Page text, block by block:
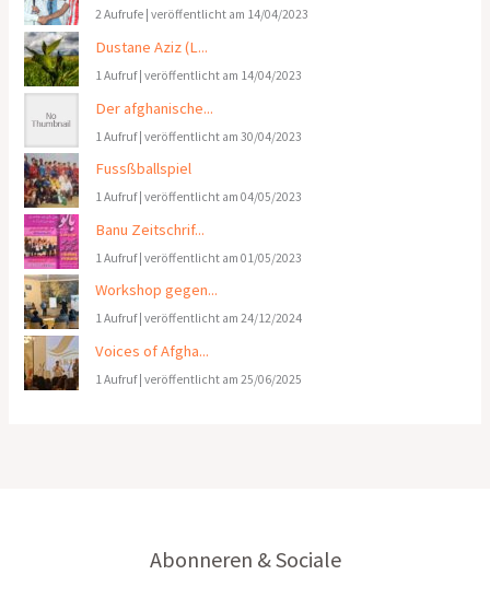
2 Aufrufe |veröffentlicht am 14/04/2023
Dustane Aziz (L...
1 Aufruf|veröffentlicht am 14/04/2023
Der afghanische...
1 Aufruf|veröffentlicht am 30/04/2023
Fussßballspiel
1 Aufruf|veröffentlicht am 04/05/2023
Banu Zeitschrif...
1 Aufruf|veröffentlicht am 01/05/2023
Workshop gegen...
1 Aufruf|veröffentlicht am 24/12/2024
Voices of Afgha...
1 Aufruf|veröffentlicht am 25/06/2025
Abonneren & Sociale